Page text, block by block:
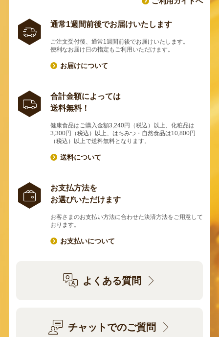
通常1週間前後でお届けいたします
ご注文受付後、通常1週間前後でお届けいたします。
便利なお届け日の指定もご利用いただけます。
お届けについて
合計金額によっては
送料無料！
健康食品はご購入金額3,240円（税込）以上、化粧品は
3,300円（税込）以上、はちみつ・自然食品は10,800円
（税込）以上で送料無料となります。
送料について
お支払方法を
お選びいただけます
お客さまのお支払い方法に合わせた決済方法をご用意して
おります。
お支払いについて
よくある質問
チャットでのご質問